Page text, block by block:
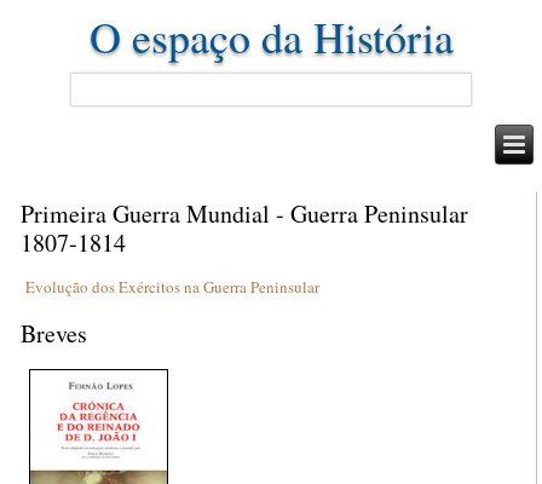
O espaço da História
Primeira Guerra Mundial - Guerra Peninsular
1807-1814
Evolução dos Exércitos na Guerra Peninsular
Breves